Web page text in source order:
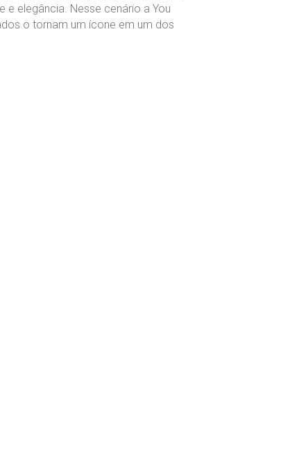
e elegância. Nesse cenário a You
o tornam um ícone em um dos